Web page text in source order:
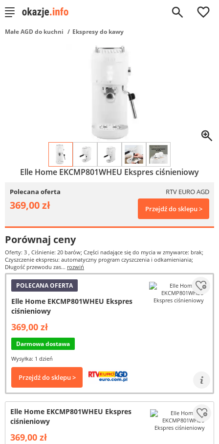
0
Małe AGD do kuchni Ekspresy do kawy
Elle Home EKCMP801WHEU Ekspres ciśnieniowy
Polecana oferta RTV EURO AGD
369,00 zł Przejdź do sklepu >
Porównaj ceny
Oferty: 3 , Ciśnienie: 20 barów; Części nadające się do mycia w zmywarce: brak;
Czyszczenie ekspresu: automatyczny program czyszczenia i odkamieniania;
Długość przewodu zas... rozwiń
POLECANA OFERTA
Elle Home EKCMP801WHEU Ekspres
ciśnieniowy
369,00 zł
Darmowa dostawa
Wysyłka: 1 dzień
Przejdź do sklepu >
Elle Home EKCMP801WHEU Ekspres
ciśnieniowy
369,00 zł